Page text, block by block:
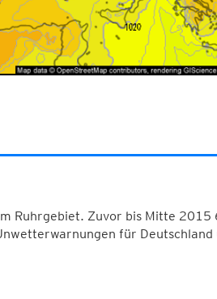
Ruhrgebiet. Zuvor bis Mitte 2015
für